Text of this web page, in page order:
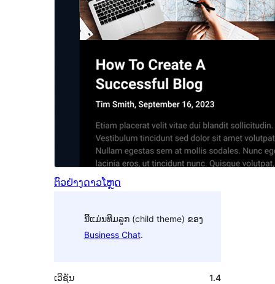
ຕົວຢ່າງດາວໂຫຼດ
ນີ້ແມ່ນທີມລູກ (child theme) ຂອງ
Business Chat.
ເວີຊັນ
1.4